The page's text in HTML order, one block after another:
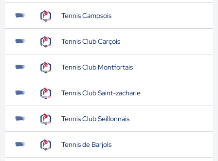
Tennis Campsois
Tennis Club Carçois
Tennis Club Montfortais
Tennis Club Saint-zacharie
Tennis Club Seillonnais
Tennis de Barjols